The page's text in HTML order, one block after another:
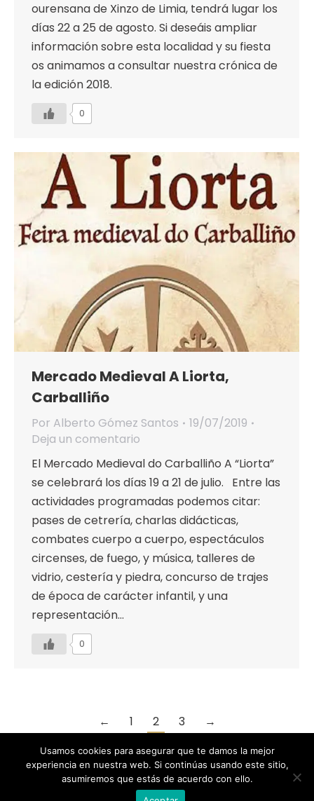
ourensana de Xinzo de Limia, tendrá lugar los
días 22 a 25 de agosto. Si deseáis ampliar
información sobre esta localidad y su fiesta
os animamos a consultar nuestra crónica de
la edición 2018.
0
Mercado Medieval A Liorta,
Carballiño
Por Alberto Gómez Santos
19/07/2019
Deja un comentario
El Mercado Medieval do Carballiño A “Liorta”
se celebrará los días 19 a 21 de julio. Entre las
actividades programadas podemos citar:
pases de cetrería, charlas didácticas,
combates cuerpo a cuerpo, espectáculos
circenses, de fuego, y música, talleres de
vidrio, cestería y piedra, concurso de trajes
de época de carácter infantil, y una
representación…
0
← 1 2 3 →
Designed by Animation Graphics
Usamos cookies para asegurar que te damos la mejor
experiencia en nuestra web. Si continúas usando este sitio,
asumiremos que estás de acuerdo con ello.